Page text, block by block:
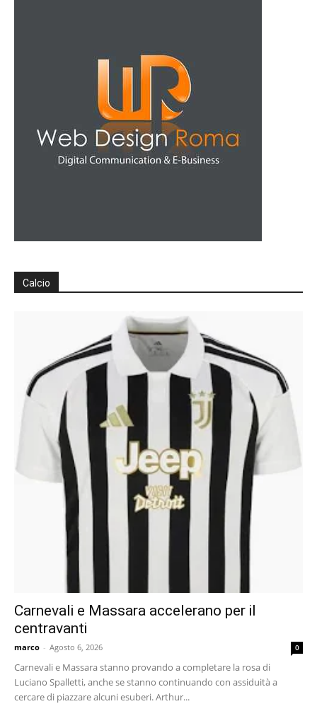
Calcio
Carnevali e Massara accelerano per il
centravanti
marco - Agosto 6, 2026 0
Carnevali e Massara stanno provando a completare la rosa di
Luciano Spalletti, anche se stanno continuando con assiduità a
cercare di piazzare alcuni esuberi. Arthur...